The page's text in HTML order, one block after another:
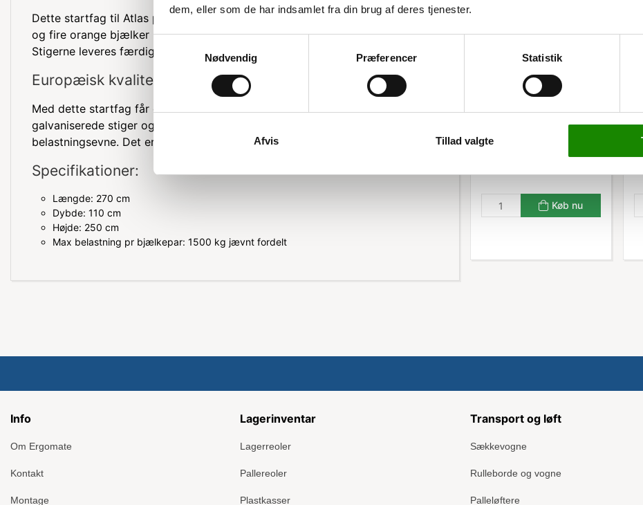
dem, eller som de har indsamlet fra din brug af deres tjenester.
Nødvendig
Præferencer Statistik
Afvis Tillad valgte
Dette startfag til Atlas pallereol består af to galvaniserede stiger på 250 cm
og fire orange bjælker på 270 cm. Samlet giver det dig ni pallepladser.
Stigerne leveres færdigsamlede, og produktet er af europæisk kvalitet.
Europæisk kvalitet og holdbarhed
Med dette startfag får du en robust og pålidelig løsning til din pallereol. De
galvaniserede stiger og de orange bjælker sikrer en lang levetid og høj
belastningsevne. Det er en ideel løsning til både små og store lagre.
Specifikationer:
Længde: 270 cm
Dybde: 110 cm
Højde: 250 cm
Max belastning pr bjælkepar: 1500 kg jævnt fordelt
3117405203
Atlas bjælke t. pallereol
399,00 kr
Køb nu
Info
Om Ergomate
Kontakt
Montage
Lagerinventar
Lagerreoler
Pallereoler
Plastkasser
Transport og løft
Sækkevogne
Rulleborde og vogne
Palleløftere